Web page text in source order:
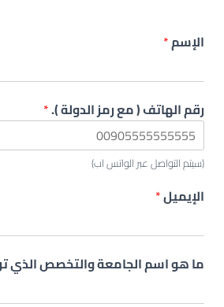
الإسم*
رقم الهاتف ( مع رمز الدولة ).*
(سيتم التواصل عبر الواتس اب)
الإيميل*
ما هو اسم الجامعة والتخصص الذي